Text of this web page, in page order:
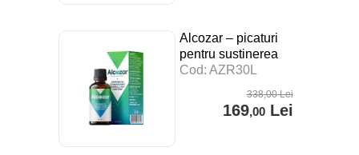
Alcozar – picaturi
pentru sustinerea
digestiei, a
impotriva stresului –
Cod: AZR30L
338,00Lei
169,00Lei